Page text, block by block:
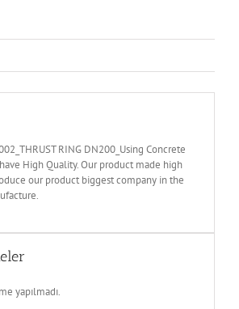
RING DN200_Using Concrete
High Quality. Our product made high
our product biggest company in the
yapılmadı.